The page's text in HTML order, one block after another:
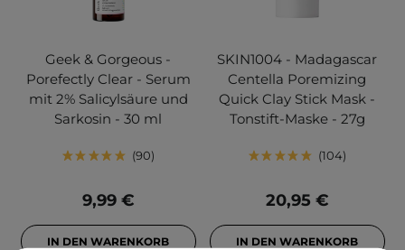
Geek & Gorgeous -
Porefectly Clear - Serum
mit 2% Salicylsäure und
Sarkosin - 30 ml
90
9,99 €
IN DEN WARENKORB
SKIN1004 - Madagascar
Centella Poremizing
Quick Clay Stick Mask -
Tonstift-Maske - 27g
104
20,95 €
IN DEN WARENKORB